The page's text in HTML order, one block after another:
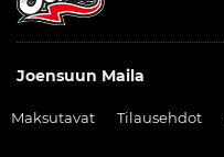
Joensuun Maila
Maksutavat Tilausehdot